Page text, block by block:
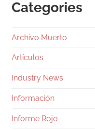
Categories
Archivo Muerto
Artículos
Industry News
Información
Informe Rojo